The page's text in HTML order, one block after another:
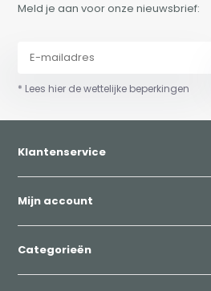
Meld je aan voor onze nieuwsbrief:
* Lees hier de wettelijke beperkingen
Klantenservice
Mijn account
Categorieën